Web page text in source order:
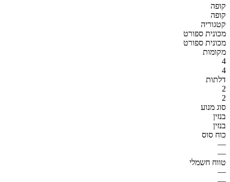
קופה
קופה
קטגוריה
מכונית ספורט
מכונית ספורט
מקומות
4
4
דלתות
2
2
סוג מנוע
בנזין
בנזין
כוח סוס
—
—
טווח חשמלי
—